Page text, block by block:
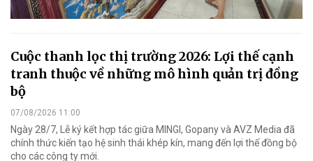
Cuộc thanh lọc thị trường 2026: Lợi thế cạnh
tranh thuộc về những mô hình quản trị đồng
bộ
07/08/2026 11:00
Ngày 28/7, Lễ ký kết hợp tác giữa MINGI, Gopany và AVZ Media đã
chính thức kiến tạo hệ sinh thái khép kín, mang đến lợi thế đồng bộ
cho các công ty mới.